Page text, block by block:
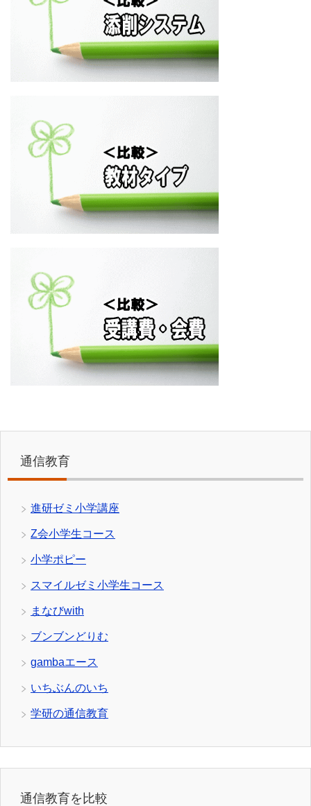
通信教育
進研ゼミ小学講座
Z会小学生コース
小学ポピー
スマイルゼミ小学生コース
まなびwith
ブンブンどりむ
gambaエース
いちぶんのいち
学研の通信教育
通信教育を比較